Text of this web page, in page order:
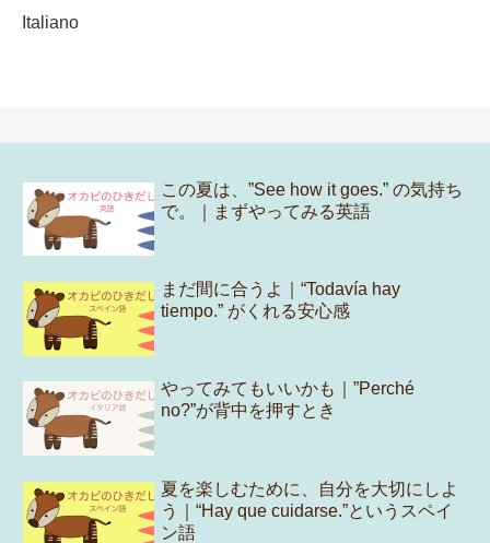
Italiano
この夏は、”See how it goes.” の気持ち
で。｜まずやってみる英語
まだ間に合うよ｜“Todavía hay
tiempo.” がくれる安心感
やってみてもいいかも｜”Perché
no?”が背中を押すとき
夏を楽しむために、自分を大切にしよ
う｜“Hay que cuidarse.”というスペイ
ン語